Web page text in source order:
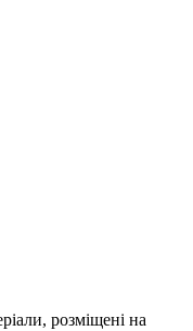
розміщені на